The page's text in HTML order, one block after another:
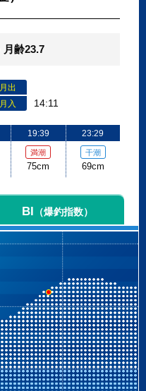
月齢23.7
月出
月入
14:11
19:39
満潮
75cm
23:29
干潮
69cm
BI （爆釣指数）